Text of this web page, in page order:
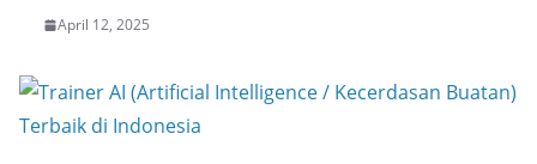
April 12, 2025